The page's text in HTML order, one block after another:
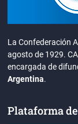
La Confederación
agosto de 1929.
encargada de
Argentina.
Plataforma